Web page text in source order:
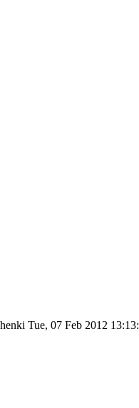
Tue, 07 Feb 2012